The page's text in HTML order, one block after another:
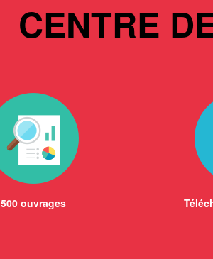
CENTRE
500 ouvrages